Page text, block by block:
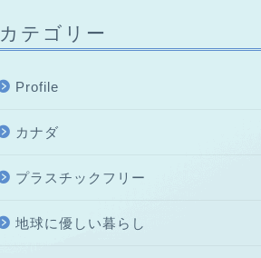
カテゴリー
Profile
カナダ
プラスチックフリー
地球に優しい暮らし